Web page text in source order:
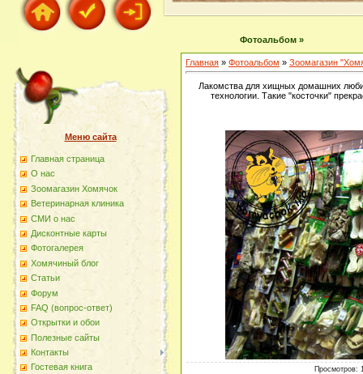
Фотоальбом »
Меню сайта
Главная страница
О наc
Зоомагазин Хомячок
Ветеринарная клиника
СМИ о нас
Дисконтные карты
Фотогалерея
Хомячиный блог
Статьи
Форум
FAQ (вопрос-ответ)
Открытки и обои
Полезные сайты
Контакты
Гостевая книга
Главная » Фотоальбом » Зоомагазин
Лакомства для хищных домашних
технологии. Такие "косточки"
Просмотров: